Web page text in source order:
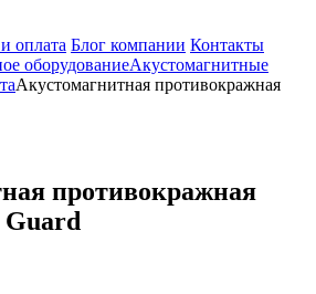
оплата Блог компании Контакты
оборудованиеАкустомагнитные
Акустомагнитная противокражная
противокражная
Guard